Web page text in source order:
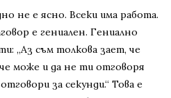
не е ясно. Всеки има работа.
е гениален. Гениално
„Аз съм толкова зает, че
може и да не ти отговоря
за секунди.“ Това е